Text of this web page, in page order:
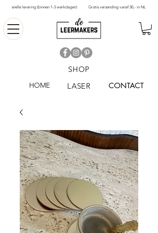
snelle levering (binnen 1-3 werkdagen) Gratis verzending vanaf 30,- in NL
HOME CONTACT
LASER
SHOP